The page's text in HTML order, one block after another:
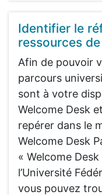
Identifier le
ressources
Afin de pouvoir
parcours
sont à votre
Welcome Desk
repérer dans le
Welcome Desk
« Welcome
l’Université
vous pouvez